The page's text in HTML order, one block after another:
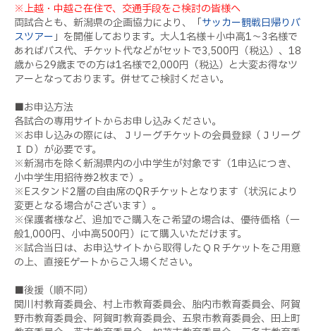
※上越・中越ご在住で、交通手段をご検討の皆様へ
両試合とも、新潟県の企画協力により、「サッカー観戦日帰りバ
スツアー」を開催しております。大人1名様＋小中高1～3名様で
あればバス代、チケット代などがセットで3,500円（税込）、 18
歳から29歳までの方は1名様で2,000円（税込）と大変お得なツ
アーとなっております。併せてご検討ください。
■お申込方法
各試合の専用サイトからお申し込みください。
※お申し込みの際には、Ｊリーグチケットの会員登録（Ｊリーグ
ＩＤ）が必要です。
※新潟市を除く新潟県内の小中学生が対象です（1申込につき、
小中学生用招待券2枚まで）。
※Eスタンド2層の自由席のQRチケットとなります（状況により
変更となる場合がございます）。
※保護者様など、追加でご購入をご希望の場合は、優待価格（一
般1,000円、小中高500円）にて購入いただけます。
※試合当日は、お申込サイトから取得したＱＲチケットをご用意
の上、直接Eゲートからご入場ください。
■後援（順不同）
関川村教育委員会、村上市教育委員会、胎内市教育委員会、阿賀
野市教育委員会、阿賀町教育委員会、五泉市教育委員会、田上町